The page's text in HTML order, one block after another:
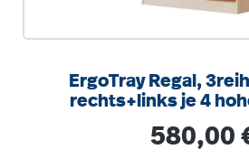
ErgoTray Regal,
rechts+links je 4
B/H/
Regulärer
580,00